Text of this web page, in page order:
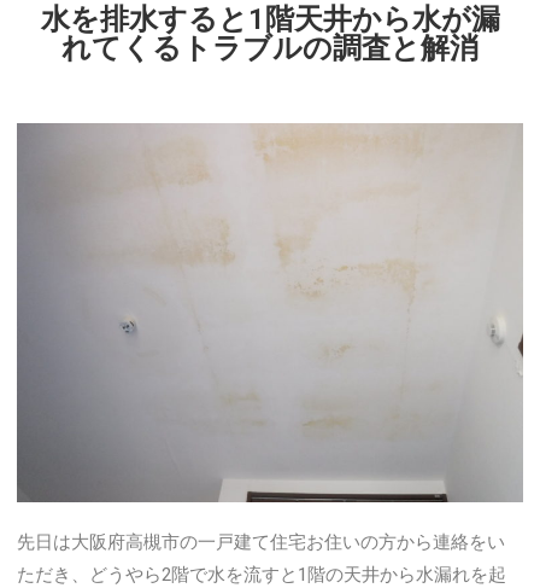
水を排水すると1階天井から水が漏
れてくるトラブルの調査と解消
先日は大阪府高槻市の一戸建て住宅お住いの方から連絡をい
ただき、どうやら2階で水を流すと1階の天井から水漏れを起